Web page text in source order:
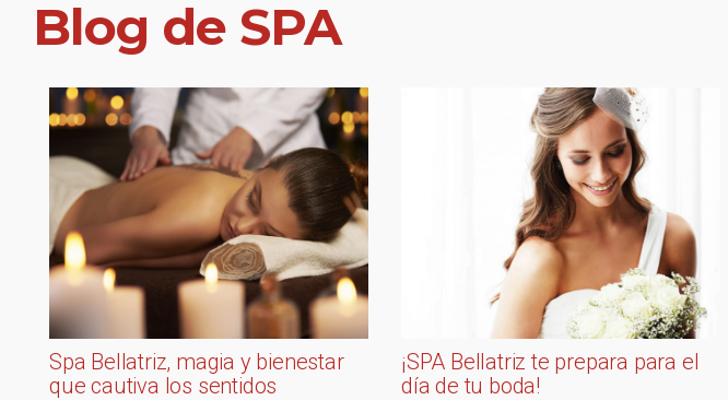
Blog de SPA
Spa Bellatriz, magia y bienestar
que cautiva los sentidos
¡SPA Bellatriz te prepara para el
día de tu boda!